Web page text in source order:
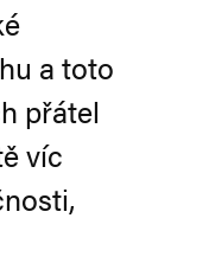
a toto
přátel
víc